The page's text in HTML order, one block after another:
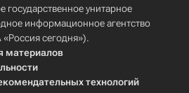
государственное унитарное
информационное агентство
сегодня»).
материалов
технологий